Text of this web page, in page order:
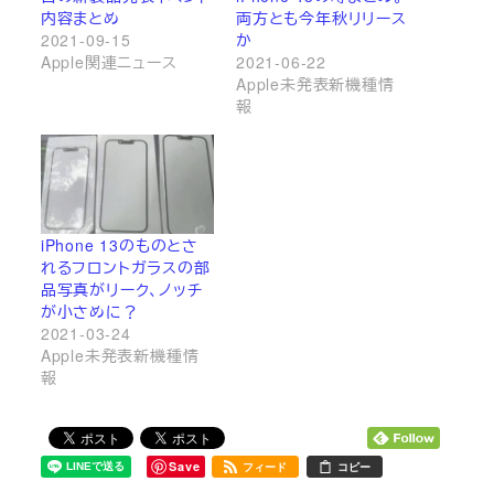
内容まとめ
2021-09-15
Apple関連ニュース
両方とも今年秋リリース
か
2021-06-22
Apple未発表新機種情
報
iPhone 13のものとさ
れるフロントガラスの部
品写真がリーク、ノッチ
が小さめに？
2021-03-24
Apple未発表新機種情
報
Save フィード コピー